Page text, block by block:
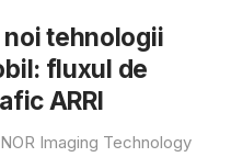
noi tehnologii
fluxul de
ARRI
Imaging Technology